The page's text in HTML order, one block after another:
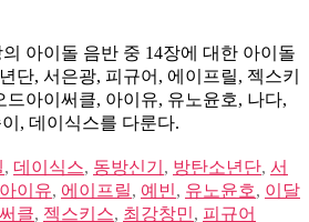
2017
년
9
월
하
반
기
아이돌 음반 중 14장에 대한 아이돌
단, 서은광, 피규어, 에이프릴, 젝스키
드아이써클, 아이유, 유노윤호, 나다,
, 데이식스를 다룬다.
, 데이식스, 동방신기 , 방탄소년단, 서
아이유, 에이프릴, 예빈, 유노윤호, 이달
클, 젝스키스, 최강창민, 피규어